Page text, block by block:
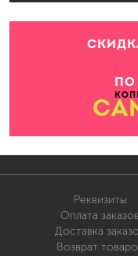
Реквизиты
Оплата заказов
Доставка
Возврат